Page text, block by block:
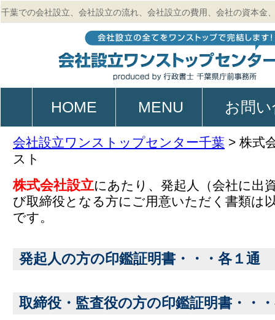
千葉での会社設立、会社設立の流れ、会社設立の費用、会社の資本金
HOME MENU お問
会社設立ワンストップセンター千葉 > 株式
スト
株式会社設立にあたり、発起人（会社に出
び取締役となる方にご用意いただく書類は
です。
発起人の方の印鑑証明書・・・各１通
取締役・監査役の方の印鑑証明書・・